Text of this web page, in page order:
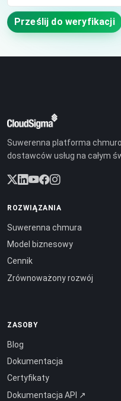
Prześlij do weryfikacji
Suwerenna platforma
dostawców usług na całym
ROZWIĄZANIA
Suwerenna chmura
Model biznesowy
Cennik
Zrównoważony rozwój
ZASOBY
Blog
Dokumentacja
Certyfikaty
Dokumentacja API ↗